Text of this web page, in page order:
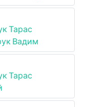
Тарас
Вадим
Тарас